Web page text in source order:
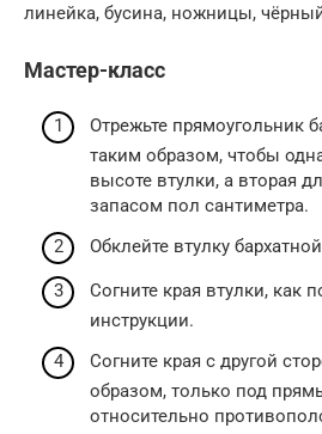
линейка, бусина, ножницы,
Мастер-класс
Отрежьте прямоугольник
таким образом, чтобы
высоте втулки, а вторая
запасом пол сантиметра.
Обклейте втулку
Согните края втулки, как
инструкции.
Согните края с другой
образом, только под
относительно